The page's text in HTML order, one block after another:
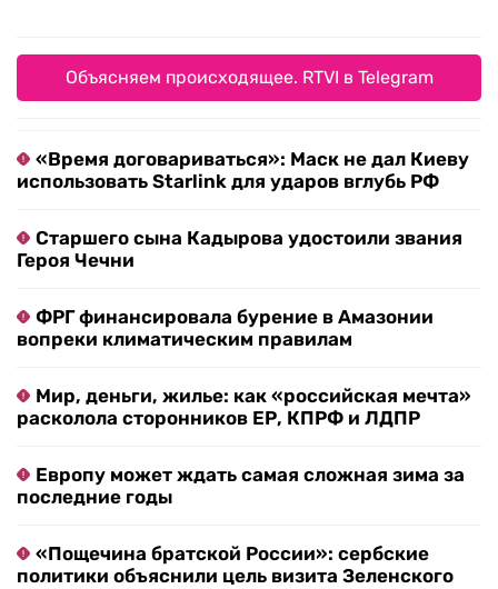
Объясняем происходящее. RTVI в Telegram
«Время договариваться»: Маск не дал Киеву
использовать Starlink для ударов вглубь РФ
Старшего сына Кадырова удостоили звания
Героя Чечни
ФРГ финансировала бурение в Амазонии
вопреки климатическим правилам
Мир, деньги, жилье: как «российская мечта»
расколола сторонников ЕР, КПРФ и ЛДПР
Европу может ждать самая сложная зима за
последние годы
«Пощечина братской России»: сербские
политики объяснили цель визита Зеленского